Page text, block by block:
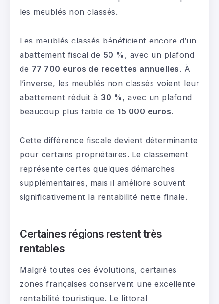
les meublés non classés.
Les meublés classés bénéficient encore d’un
abattement fiscal de 50 % , avec un plafond
de 77 700 euros de recettes annuelles. À
l’inverse, les meublés non classés voient leur
abattement réduit à 30 %, avec un plafond
beaucoup plus faible de 15 000 euros.
Cette différence fiscale devient déterminante
pour certains propriétaires. Le classement
représente certes quelques démarches
supplémentaires, mais il améliore souvent
significativement la rentabilité nette finale.
Certaines régions restent très
rentables
Malgré toutes ces évolutions, certaines
zones françaises conservent une excellente
rentabilité touristique. Le littoral